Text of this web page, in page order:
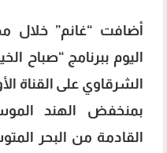
أضافت “غانم” خلال
اليوم ببرنامج “صباح
الشرقاوي على القناة
بمنخفض الهند
القادمة من البحر